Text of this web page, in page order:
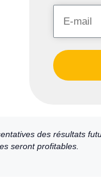
des résultats
seront profitables.